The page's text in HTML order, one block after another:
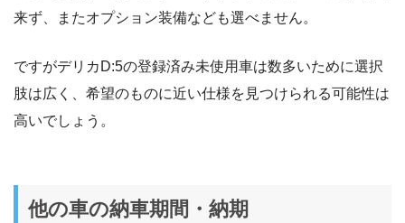
来ず、またオプション装備なども選べません。
ですがデリカD:5の登録済み未使用車は数多いために選択
肢は広く、希望のものに近い仕様を見つけられる可能性は
高いでしょう。
他の車の納車期間・納期